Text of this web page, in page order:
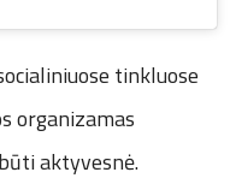
tinkluose
organizamas
aktyvesnė.